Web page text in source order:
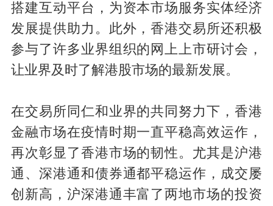
搭建互动平台，为资本市场服务实体经济
发展提供助力。此外，香港交易所还积极
参与了许多业界组织的网上上市研讨会，
让业界及时了解港股市场的最新发展。
在交易所同仁和业界的共同努力下，香港
金融市场在疫情时期一直平稳高效运作，
再次彰显了香港市场的韧性。尤其是沪港
通、深港通和债券通都平稳运作，成交屡
创新高，沪深港通丰富了两地市场的投资